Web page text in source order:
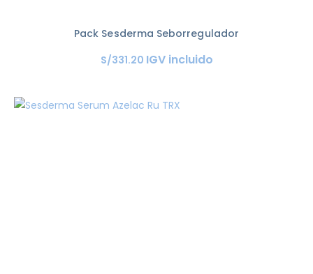
Pack Sesderma Seborregulador
S/331.20 IGV incluido